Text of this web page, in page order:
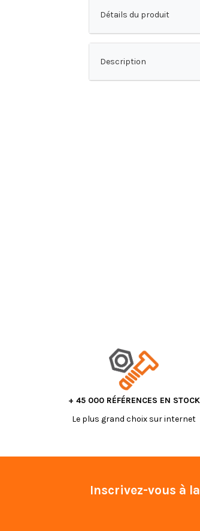
Détails du produit
Description
+ 45 000 RÉFÉRENCES EN STOCK
Le plus grand choix sur internet
Inscrivez-vous à